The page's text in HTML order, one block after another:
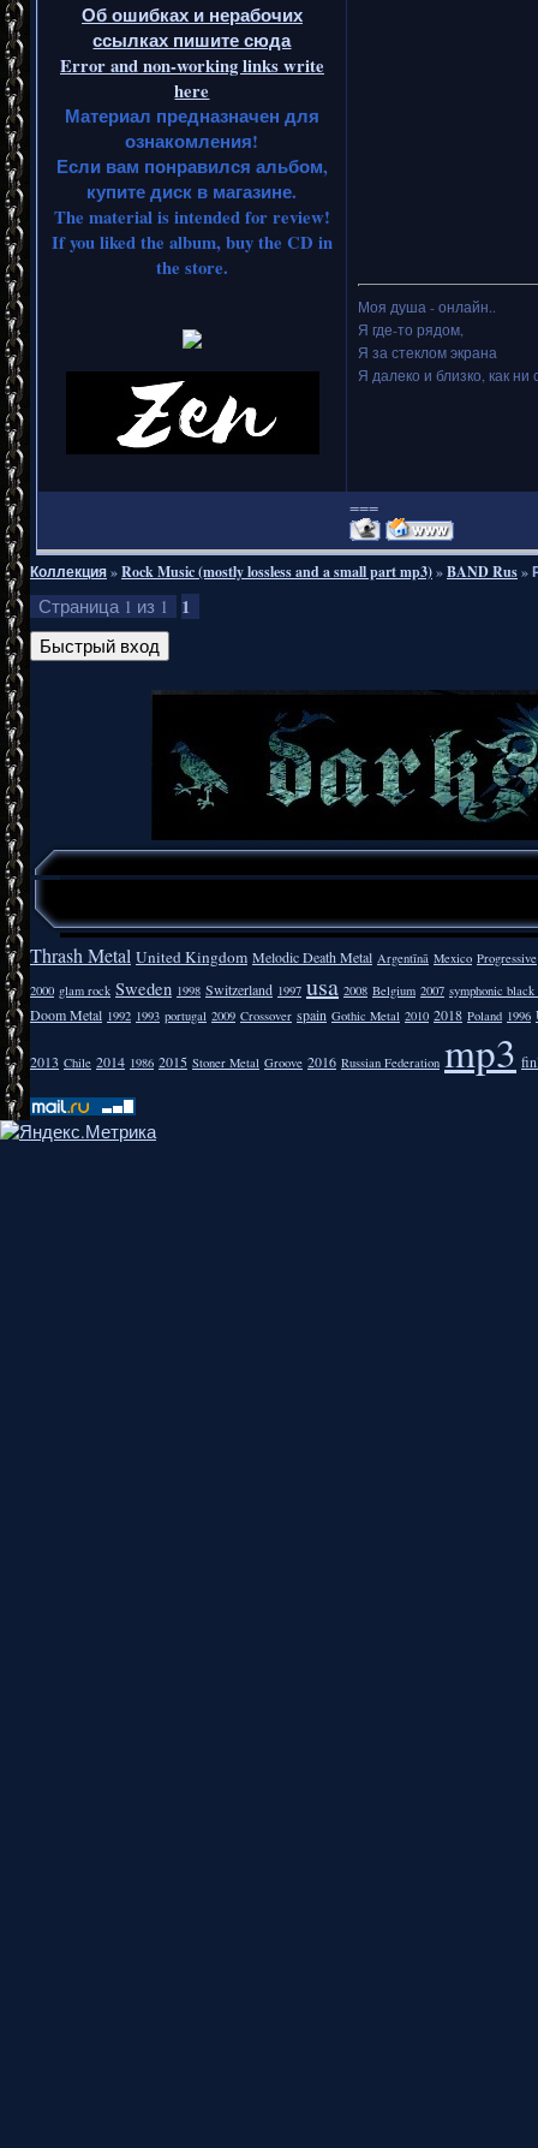
Об ошибках и нерабочих
ссылках пишите сюда
Error and non-working links write
here
Материал предназначен для
ознакомления!
Если вам понравился альбом,
купите диск в магазине.
The material is intended for review!
If you liked the album, buy the CD in
the store.
Моя душа - онлайн..
Я где-то рядом,
Я за стеклом экрана
Я далеко и близко, как ни
===
Коллекция»Rock Music (mostly lossless and a small part mp3)»BAND Rus»
Страница 1 из 1 1
Thrash Metal United Kingdom Melodic Death Metal Argentīnā Mexico Progressive
2000 glam rock Sweden 1998 Switzerland 1997 usa 2008 Belgium 2007 symphonic
Doom Metal 1992 1993 portugal 2009 Crossover spain Gothic Metal 2010 2018 Poland 1996
2013 Chile 2014 1986 2015 Stoner Metal Groove 2016 Russian Federation mp3